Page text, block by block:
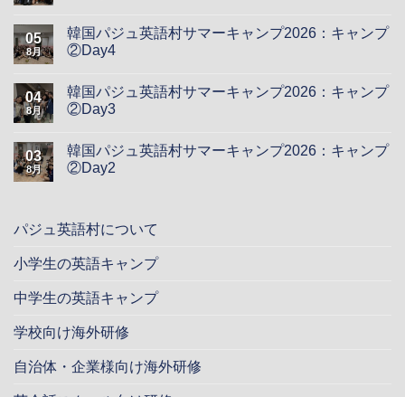
05
8月
韓国パジュ英語村サマーキャンプ2026：キャンプ
②Day4
04
8月
韓国パジュ英語村サマーキャンプ2026：キャンプ
②Day3
03
8月
韓国パジュ英語村サマーキャンプ2026：キャンプ
②Day2
パジュ英語村について
小学生の英語キャンプ
中学生の英語キャンプ
学校向け海外研修
自治体・企業様向け海外研修